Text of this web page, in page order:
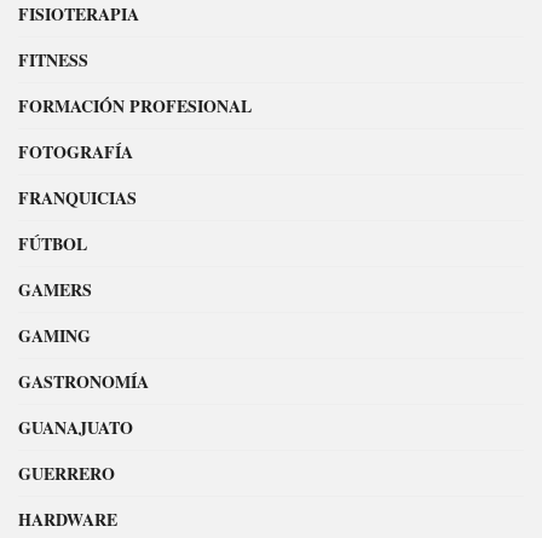
FISIOTERAPIA
FITNESS
FORMACIÓN PROFESIONAL
FOTOGRAFÍA
FRANQUICIAS
FÚTBOL
GAMERS
GAMING
GASTRONOMÍA
GUANAJUATO
GUERRERO
HARDWARE